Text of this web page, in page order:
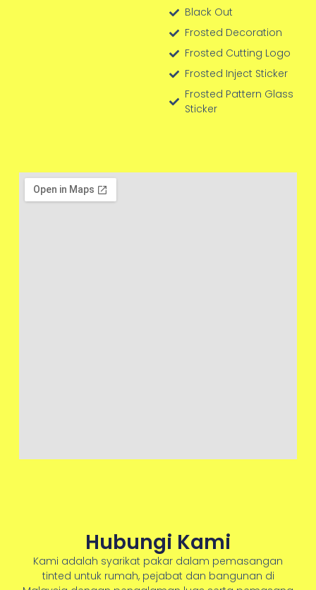
Hubungi Kami
Kami adalah syarikat pakar dalam pemasangan
tinted untuk rumah, pejabat dan bangunan di
Black Out
Frosted Decoration
Frosted Cutting Logo
Frosted Inject Sticker
Frosted Pattern Glass
Sticker